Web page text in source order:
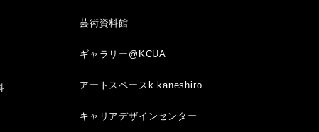
芸術資料館
ギャラリー@KCUA
アートスペースk.kaneshiro
キャリアデザインセンター